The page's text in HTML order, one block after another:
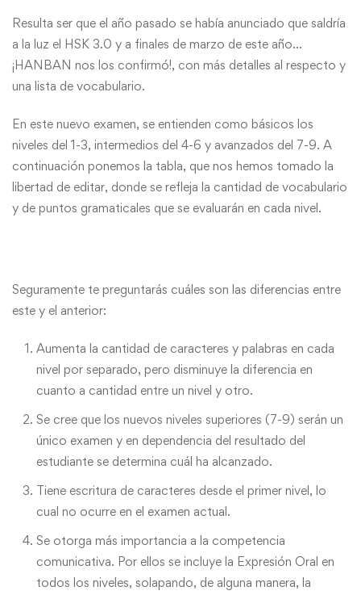
Resulta ser que el año pasado se había anunciado que saldría
a la luz el HSK 3.0 y a finales de marzo de este año…
¡HANBAN nos los confirmó!, con más detalles al respecto y
una lista de vocabulario.
En este nuevo examen, se entienden como básicos los
niveles del 1-3, intermedios del 4-6 y avanzados del 7-9. A
continuación ponemos la tabla, que nos hemos tomado la
libertad de editar, donde se refleja la cantidad de vocabulario
y de puntos gramaticales que se evaluarán en cada nivel.
Seguramente te preguntarás cuáles son las diferencias entre
este y el anterior:
Aumenta la cantidad de caracteres y palabras en cada
nivel por separado, pero disminuye la diferencia en
cuanto a cantidad entre un nivel y otro.
Se cree que los nuevos niveles superiores (7-9) serán un
único examen y en dependencia del resultado del
estudiante se determina cuál ha alcanzado.
Tiene escritura de caracteres desde el primer nivel, lo
cual no ocurre en el examen actual.
Se otorga más importancia a la competencia
comunicativa. Por ellos se incluye la Expresión Oral en
todos los niveles, solapando, de alguna manera, la